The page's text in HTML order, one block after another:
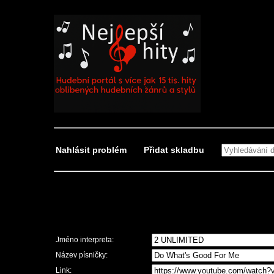
Nahlásit problém Přidat skladbu
Jméno interpreta:
Název písničky:
Link: